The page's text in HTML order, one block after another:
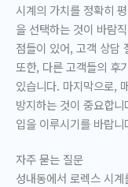
시계의 가치를 정확히
을 선택하는 것이 바람
점들이 있어, 고객 상담
또한, 다른 고객들의 후
있습니다. 마지막으로,
방지하는 것이 중요합
입을 이루시기를 바랍니
자주 묻는 질문
성내동에서 로렉스 시